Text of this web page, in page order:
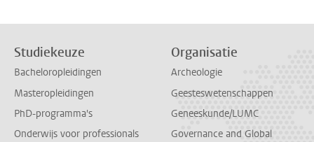
Studiekeuze
Bacheloropleidingen
Masteropleidingen
PhD-programma's
Onderwijs voor professionals
Organisatie
Archeologie
Geesteswetenschappen
Geneeskunde/LUMC
Governance and Global